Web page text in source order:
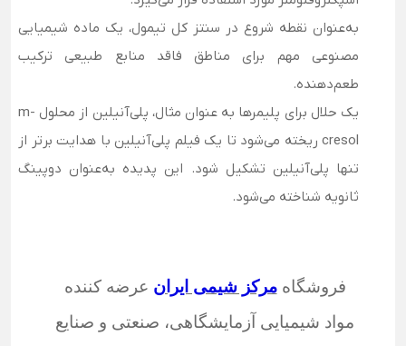
به‌عنوان نقطه شروع در سنتز کل تیمول، یک ماده شیمیایی
مصنوعی مهم برای مناطق فاقد منابع طبیعی ترکیب
طعم‌دهنده.
یک حلال برای پلیمرها به عنوان مثال، پلی‌آنیلین از محلول m-
cresol ریخته می‌شود تا یک فیلم پلی‌آنیلین با هدایت برتر از
تنها پلی‌آنیلین تشکیل شود. این پدیده به‌عنوان دوپینگ
ثانویه شناخته می‌شود.
فروشگاهمرکز شیمی ایران عرضه کننده
مواد شیمیایی آزمایشگاهی، صنعتی و صنایع